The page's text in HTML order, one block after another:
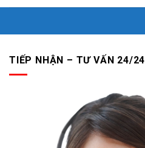
TIẾP NHẬN – TƯ VẤN 24/24